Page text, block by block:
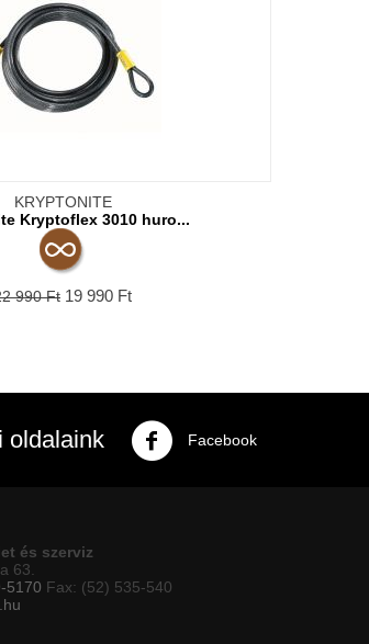
KRYPTONITE
Kryptoflex 3010 huro...
990 Ft 19 990 Ft
oldalaink Facebook
és szerviz
63.
5170 Fax: (52) 535-540